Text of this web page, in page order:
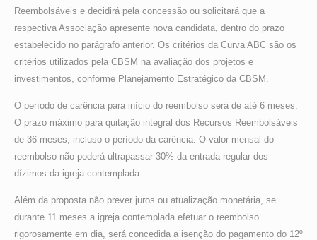
Reembolsáveis e decidirá pela concessão ou solicitará que a
respectiva Associação apresente nova candidata, dentro do prazo
estabelecido no parágrafo anterior. Os critérios da Curva ABC são os
critérios utilizados pela CBSM na avaliação dos projetos e
investimentos, conforme Planejamento Estratégico da CBSM.
O período de carência para início do reembolso será de até 6 meses.
O prazo máximo para quitação integral dos Recursos Reembolsáveis
de 36 meses, incluso o período da carência. O valor mensal do
reembolso não poderá ultrapassar 30% da entrada regular dos
dízimos da igreja contemplada.
Além da proposta não prever juros ou atualização monetária, se
durante 11 meses a igreja contemplada efetuar o reembolso
rigorosamente em dia, será concedida a isenção do pagamento do 12º